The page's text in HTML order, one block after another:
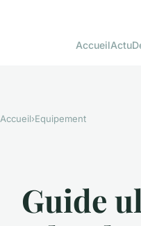
AccueilActu
Accueil›Equipement
Guide